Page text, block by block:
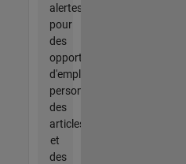
alertes
pour
des
opportunités
d'emploi
personnalisées,
des
articles
et
des